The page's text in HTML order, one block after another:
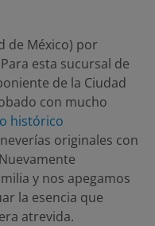
de México) por
esta sucursal de
de la Ciudad
con mucho
histórico
originales con
y nos apegamos
la esencia que
atrevida.